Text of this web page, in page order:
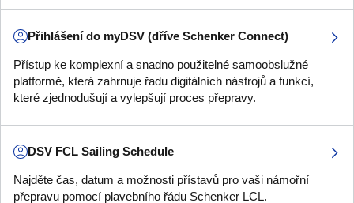
Přihlášení do myDSV (dříve Schenker Connect)
Přístup ke komplexní a snadno použitelné samoobslužné
platformě, která zahrnuje řadu digitálních nástrojů a funkcí,
které zjednodušují a vylepšují proces přepravy.
DSV FCL Sailing Schedule
Najděte čas, datum a možnosti přístavů pro vaši námořní
přepravu pomocí plavebního řádu Schenker LCL.